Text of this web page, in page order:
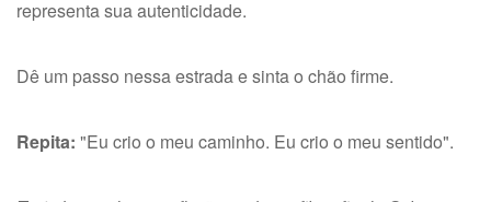
representa sua autenticidade.
Dê um passo nessa estrada e sinta o chão firme.
Repita: "Eu crio o meu caminho. Eu crio o meu sentido".